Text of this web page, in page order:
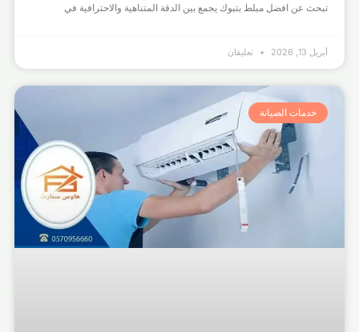
تبحث عن افضل مبلط بتبوك يجمع بين الدقة المتناهية والاحترافية في
أبريل 13, 2026 تعليقان
خدمات الصيانة